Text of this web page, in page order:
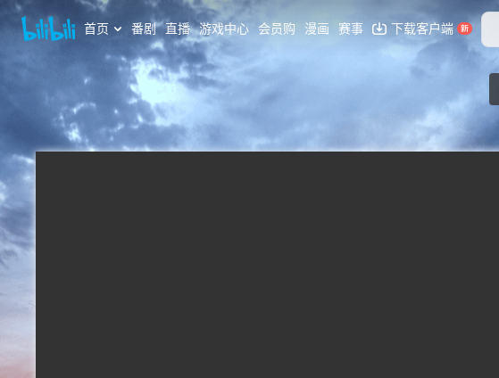
首页 番剧 直播 游戏中心 会员购 漫画 赛事 下载客户端